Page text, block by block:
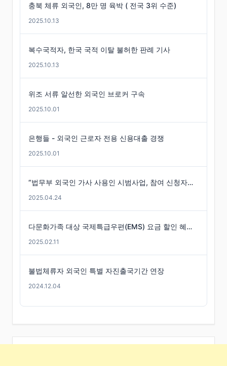
충북 체류 외국인, 8만 명 육박 ( 전국 3위 수준)
2025.10.13
복수국적자, 한국 국적 이탈 불허한 판례 기사
2025.10.13
위조 서류 알선한 외국인 브로커 구속
2025.10.01
은행들 - 외국인 근로자 전용 신용대출 경쟁
2025.10.01
“법무부 외국인 가사 사용인 시범사업, 참여 신청자는 미미”
2025.04.24
다문화가족 대상 국제특급우편(EMS) 요금 할인 혜택 -경기도
2025.02.11
불법체류자 외국인 특별 자진출국기간 연장
2024.12.04